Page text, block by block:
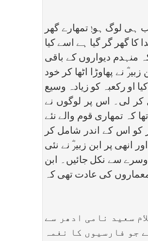
ہی لوگ ہو! تمھارے گھر
کا گھر گر گیا ہے اسے کیا
منہدم دیواروں کے باقی
نے پھاوڑا اٹھا کر خود
او رکعبہ کو زیادہ وسیع
کر لی۔ اس پر لوگوں نے
کہ تمھاری قوم والے نئے
کو اس کے اندر شامل کر
انھی پر ابن زبیرؓ نے نئی
سے نکل جائیں۔ ابن
معماروں کی عادت تھی کہ
سعید نامی ادھر سے
جو فارسیوں کا نغمہ